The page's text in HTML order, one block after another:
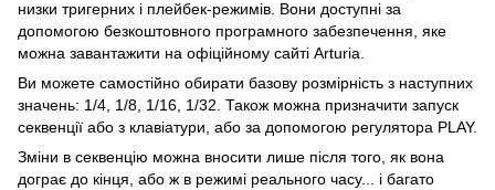
низки тригерних і плейбек-режимів. Вони доступні за
допомогою безкоштовного програмного забезпечення, яке
можна завантажити на офіційному сайті Arturia.
Ви можете самостійно обирати базову розмірність з наступних
значень: 1/4, 1/8, 1/16, 1/32. Також можна призначити запуск
секвенції або з клавіатури, або за допомогою регулятора PLAY.
Зміни в секвенцію можна вносити лише після того, як вона
дограє до кінця, або ж в режимі реального часу... і багато